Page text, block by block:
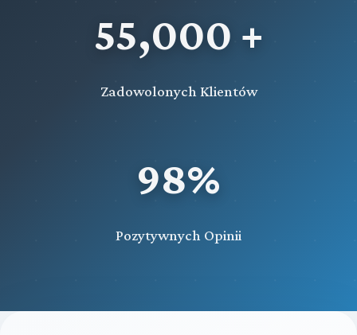
55,000 +
Zadowolonych Klientów
98%
Pozytywnych Opinii